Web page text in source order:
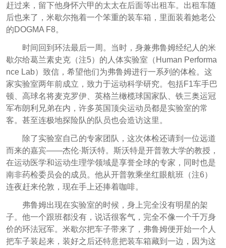
赶过来，留下他身怀六甲的太太在后面等出租车。出租车随
后也来了，米歇尔拖着一个笨重的装车箱，里面装着她老公
的DOGMA F8。
时间回到环法最后一周。当时，身兼弗鲁姆经纪人的米
歇尔给葛兰素史克（注5）的人体实验室（Human Performa
nce Lab）致信，希望他们为弗鲁姆进行一系列的体检。这
家实验室两年前成立，致力于运动科学研究。包括F1车手巴
顿、高球名将麦克罗伊、英格兰橄榄球国家队、铁三奥运冠
军布朗利兄弟在内，许多英国顶尖运动员都是实验室的常
客。甚至连极地探险队的队员也会造访这里。
除了实验室自己的专家团队，这次体检还请到一位远道
而来的嘉宾——杰伦·斯沃特。斯沃特是开普敦大学的教授，
在运动医学和运动生理学领域是享誉全球的专家，同时也是
南非药检委员会的成员。他从开普敦乘坐红眼航班（注6）
连夜赶来伦敦，现在手上还捧着咖啡。
弗鲁姆出现在实验室的时候，身上完全没有明星的架
子。他一个跟班都没有，说话很客气，完全不像一个千万身
价的环法冠军。米歇尔把车子带来了，弗鲁姆便开始一个人
把车子装起来，装好之后还特意把装车箱藏到一边，因为这